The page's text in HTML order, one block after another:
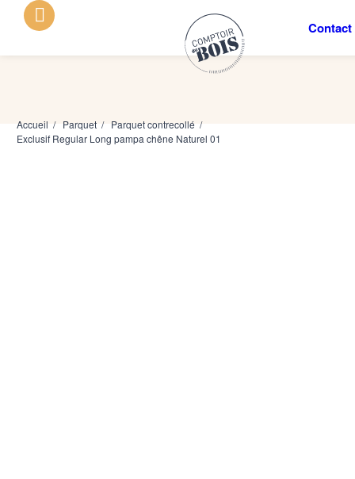
Contact
Accueil / Parquet / Parquet contrecollé /
Exclusif Regular Long pampa chêne Naturel 01